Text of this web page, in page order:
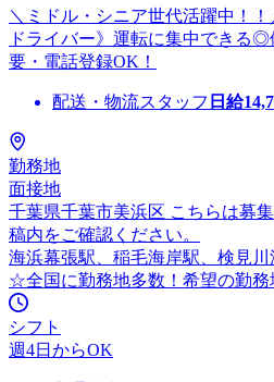
＼ミドル・シニア世代活躍中！
ドライバー》運転に集中できる
要・電話登録OK！
配送・物流スタッフ 日給
勤務地
面接地
千葉県千葉市美浜区 こちらは募
稿内をご確認ください。
海浜幕張駅、稲毛海岸駅、検見川
☆全国に勤務地多数！希望の勤
シフト
週4日からOK